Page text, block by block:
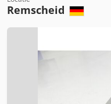
Remscheid